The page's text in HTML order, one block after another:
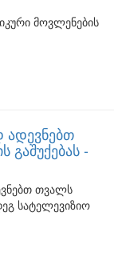
მოვლენების
ადევნებთ
-
თვალს
სატელევიზიო